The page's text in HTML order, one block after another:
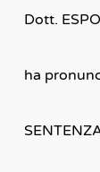
Dott.
ha